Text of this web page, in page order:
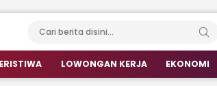
LOWONGAN KERJA EKONOMI